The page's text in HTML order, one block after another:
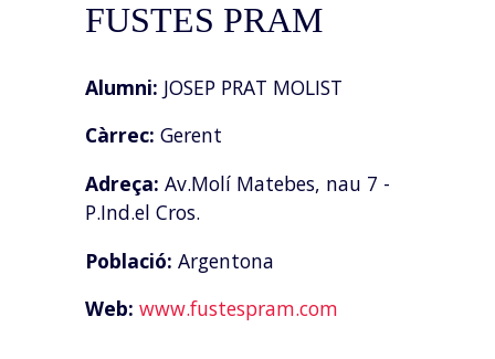
FUSTES PRAM
Alumni: JOSEP PRAT MOLIST
Càrrec: Gerent
Adreça: Av.Molí Matebes, nau 7 -
P.Ind.el Cros.
Població: Argentona
Web: www.fustespram.com